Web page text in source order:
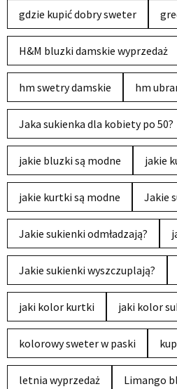
gdzie kupić dobry sweter
H&M bluzki damskie wyprzedaż
hm swetry damskie hm
Jaka sukienka dla kobiety po 50?
jakie bluzki są modne jakie
jakie kurtki są modne Jakie
Jakie sukienki odmładzają?
Jakie sukienki wyszczuplają?
jaki kolor kurtki jaki kolor
kolorowy sweter w paski
letnia wyprzedaż Limango